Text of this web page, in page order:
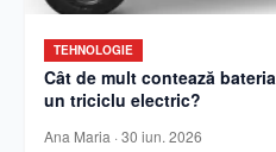
TEHNOLOGIE
Cât de mult contează
un triciclu electric?
Ana Maria · 30 iun. 2026